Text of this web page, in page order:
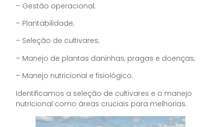
– Gestão operacional;
– Plantabilidade;
– Seleção de cultivares;
– Manejo de plantas daninhas, pragas e doenças;
– Manejo nutricional e fisiológico.
Identificamos a seleção de cultivares e o manejo
nutricional como áreas cruciais para melhorias.